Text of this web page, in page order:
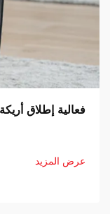
فعالية إطلاق أريكة V-MOUNTS الوظيفية القابلة للإمالة
عرض المزيد